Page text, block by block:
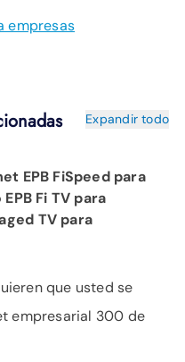
empresas
Expandir todo
EPB FiSpeed ​​para
Fi TV para
TV para
que usted se
empresarial 300 de